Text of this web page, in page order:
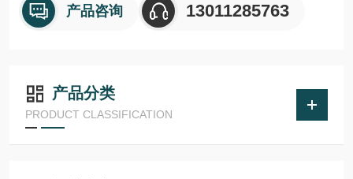
产品咨询 13011285763
产品分类
PRODUCT CLASSIFICATION